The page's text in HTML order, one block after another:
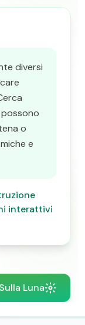
diversi
o
e
interattivi
Luna